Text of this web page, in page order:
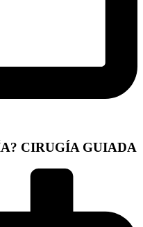
CIRUGÍA GUIADA